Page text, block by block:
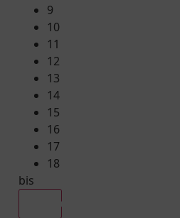
9
10
11
12
13
14
15
16
17
18
bis